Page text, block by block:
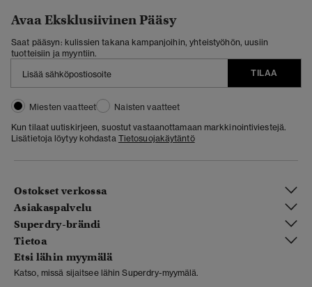
Avaa Eksklusiivinen Pääsy
Saat pääsyn: kulissien takana kampanjoihin, yhteistyöhön, uusiin
tuotteisiin ja myyntiin.
TILAA
Miesten vaatteet
Naisten vaatteet
Kun tilaat uutiskirjeen, suostut vastaanottamaan markkinointiviestejä.
Lisätietoja löytyy kohdasta Tietosuojakäytäntö
Ostokset verkossa
Asiakaspalvelu
Superdry-brändi
Tietoa
Etsi lähin myymälä
Katso, missä sijaitsee lähin Superdry-myymälä.